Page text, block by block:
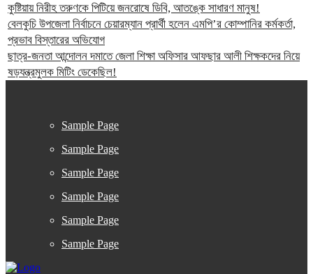
কুষ্টিয়ায় নিরীহ তরুণকে পিটিয়ে জনরোষে ডিবি, আতঙ্কে সাধারণ মানুষ!
বেলকুচি উপজেলা নির্বাচনে চেয়ারম্যান প্রার্থী হলেন এমপি’র কোম্পানির কর্মকর্তা,
প্রভাব বিস্তারের অভিযোগ
ছাত্র-জনতা আন্দোলন দমাতে জেলা শিক্ষা অফিসার আফছার আলী শিক্ষকদের নিয়ে
ষড়যন্ত্রমুলক মিটিং ডেকেছিল!
Sample Page
Sample Page
Sample Page
Sample Page
Sample Page
Sample Page